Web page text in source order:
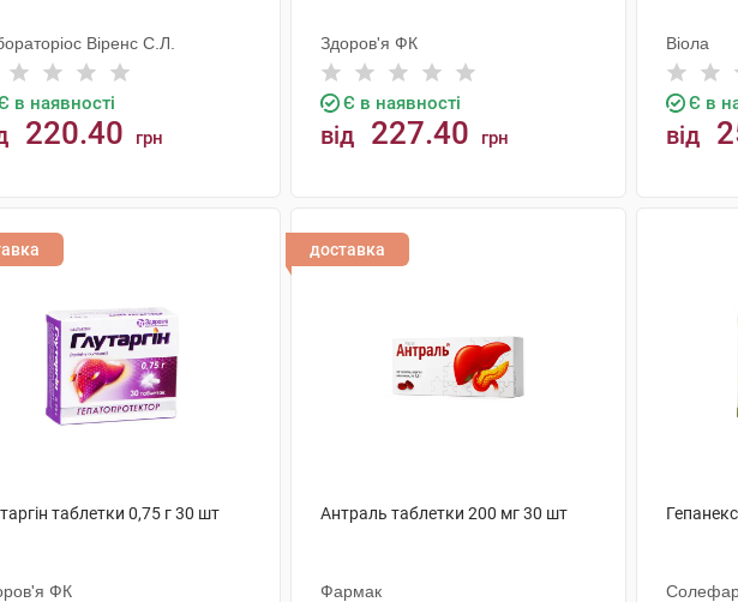
Віренс С.Л.
в наявності
220.40 грн
Здоров'я ФК
Є в наявності
від 227.40 грн
Віола
Є в
від
таблетки 0,75 г 30 шт
ФК
доставка
Антраль таблетки 200 мг 30 шт
Фармак